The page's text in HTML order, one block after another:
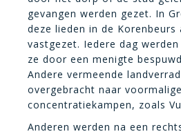
gevangen werden gezet. In
deze lieden in de Korenbeurs
vastgezet. Iedere dag
ze door een menigte
Andere vermeende
overgebracht naar voormalige
concentratiekampen, zoals
Anderen werden na een